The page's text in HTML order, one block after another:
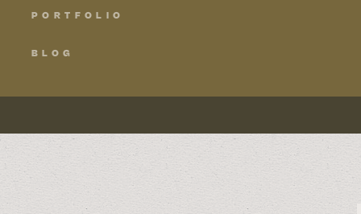
BLOG
PORTFOLIO